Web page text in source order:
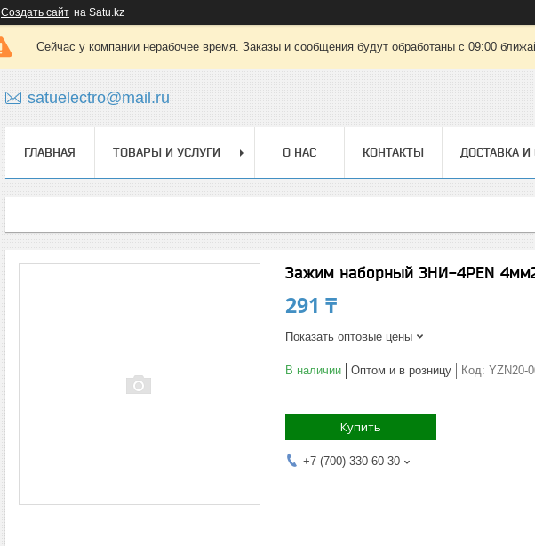
Создать сайт на Satu.kz
Сейчас у компании нерабочее время. Заказы и сообщения будут обработаны с 09:00
satuelectro@mail.ru
ГЛАВНАЯ ТОВАРЫ И УСЛУГИ О НАС КОНТАКТЫ ДОСТАВКА И
Зажим наборный ЗНИ-4PEN
291 ₸
Показать оптовые цены
В наличии Оптом и в розницу Код: YZN20-
Купить
+7 (700) 330-60-30